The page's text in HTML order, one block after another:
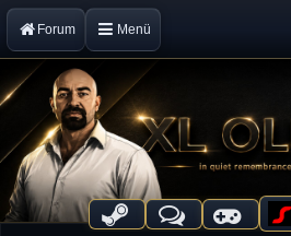
Forum Menü